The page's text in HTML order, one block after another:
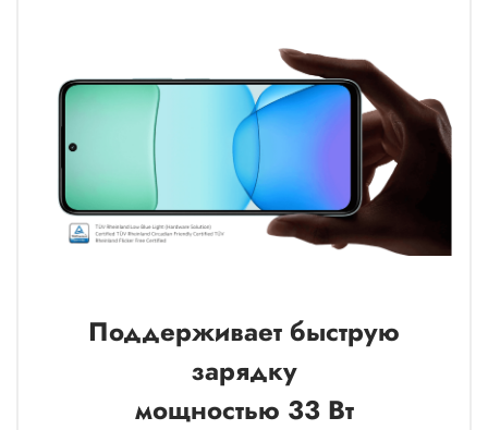
Поддерживает быструю
зарядку
мощностью 33 Вт